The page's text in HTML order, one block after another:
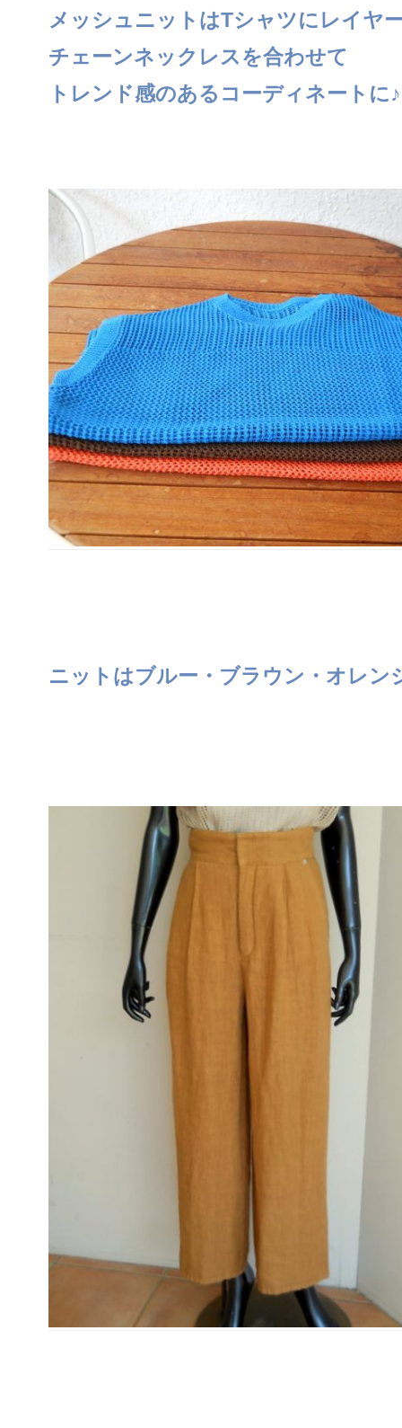
メッシュニットはTシャツにレイヤ
チェーンネックレスを合わせて
トレンド感のあるコーディネートに♪
ニットはブルー・ブラウン・オレン